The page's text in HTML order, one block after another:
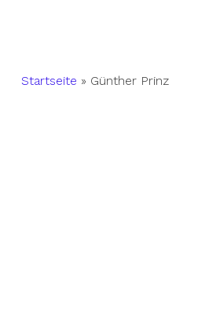
Startseite » Günther Prinz